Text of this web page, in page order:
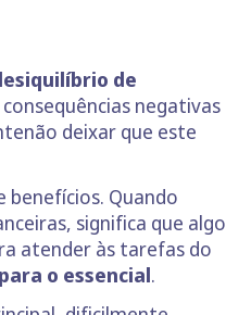
de
negativas
deixar que este
benefícios. Quando
significa que algo
atender às tarefas do
o essencial.